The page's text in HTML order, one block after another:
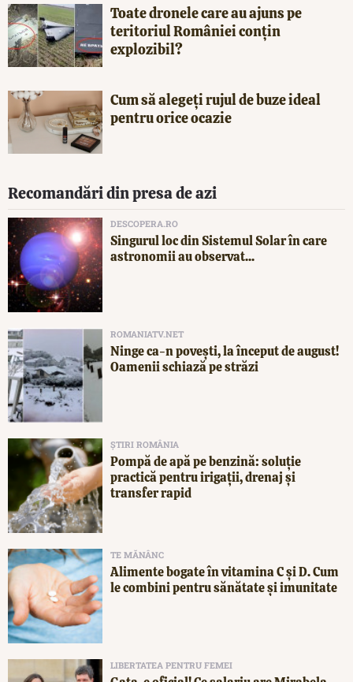
Toate dronele care au ajuns pe
teritoriul României conțin
explozibil?
Cum să alegeți rujul de buze ideal
pentru orice ocazie
Recomandări din presa de azi
DESCOPERA.RO
Singurul loc din Sistemul Solar în care
astronomii au observat...
ROMANIATV.NET
Ninge ca-n povești, la început de august!
Oamenii schiază pe străzi
ȘTIRI ROMÂNIA
Pompă de apă pe benzină: soluție
practică pentru irigații, drenaj și
transfer rapid
TE MĂNÂNC
Alimente bogate în vitamina C și D. Cum
le combini pentru sănătate și imunitate
LIBERTATEA PENTRU FEMEI